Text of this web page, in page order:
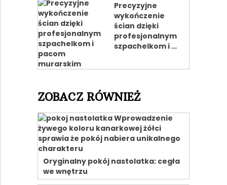
Precyzyjne
wykończenie
ścian dzięki
profesjonalnym
szpachelkom i …
ZOBACZ RÓWNIEŻ
Oryginalny pokój nastolatka: cegła
we wnętrzu